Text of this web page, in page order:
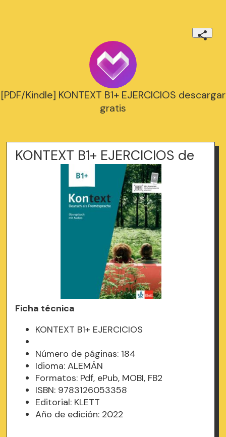
[PDF/Kindle] KONTEXT B1+ EJERCICIOS descargar
gratis
KONTEXT B1+ EJERCICIOS de
Ficha técnica
KONTEXT B1+ EJERCICIOS
Número de páginas: 184
Idioma: ALEMÁN
Formatos: Pdf, ePub, MOBI, FB2
ISBN: 9783126053358
Editorial: KLETT
Año de edición: 2022